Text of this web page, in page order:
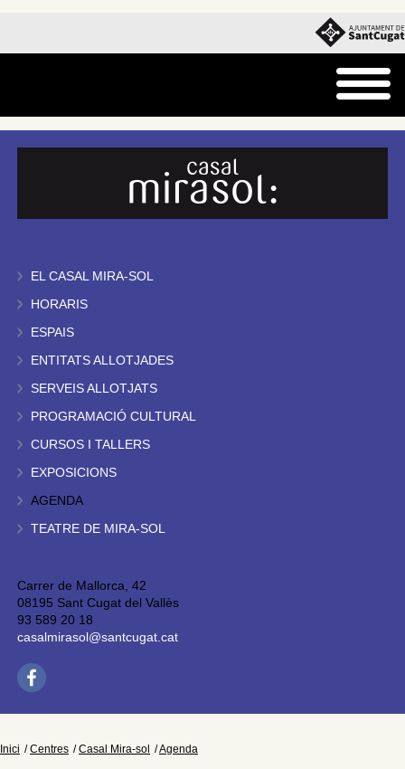
EL CASAL MIRA-SOL
HORARIS
ESPAIS
ENTITATS ALLOTJADES
SERVEIS ALLOTJATS
PROGRAMACIÓ CULTURAL
CURSOS I TALLERS
EXPOSICIONS
AGENDA
TEATRE DE MIRA-SOL
Carrer de Mallorca, 42
08195 Sant Cugat del Vallès
93 589 20 18
casalmirasol@santcugat.cat
Inici Centres Casal Mira-sol Agenda